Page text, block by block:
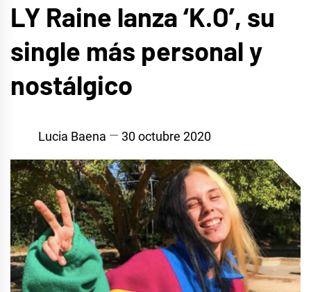
LY Raine lanza ‘K.O’, su
single más personal y
nostálgico
Lucia Baena 30 octubre 2020